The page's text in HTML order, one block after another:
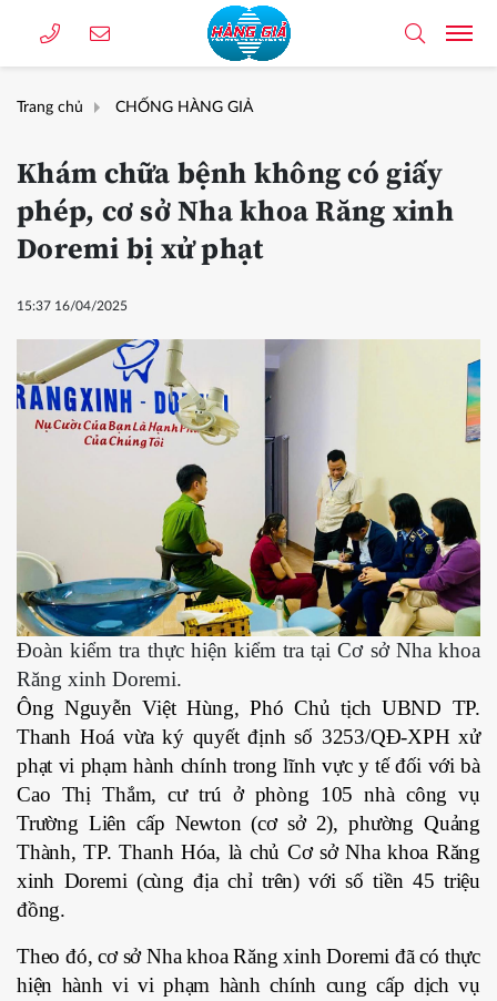
Trang chủ CHỐNG HÀNG GIẢ
Khám chữa bệnh không có giấy
phép, cơ sở Nha khoa Răng xinh
Doremi bị xử phạt
15:37 16/04/2025
Đoàn kiểm tra thực hiện kiểm tra tại Cơ sở Nha khoa
Răng xinh Doremi.
Ông Nguyễn Việt Hùng, Phó Chủ tịch UBND TP.
Thanh Hoá vừa ký quyết định số 3253/QĐ-XPH xử
phạt vi phạm hành chính trong lĩnh vực y tế đối với bà
Cao Thị Thắm, cư trú ở phòng 105 nhà công vụ
Trường Liên cấp Newton (cơ sở 2), phường Quảng
Thành, TP. Thanh Hóa, là chủ Cơ sở Nha khoa Răng
xinh Doremi (cùng địa chỉ trên) với số tiền 45 triệu
đồng.
Theo đó, cơ sở Nha khoa Răng xinh Doremi đã có thực
hiện hành vi vi phạm hành chính cung cấp dịch vụ